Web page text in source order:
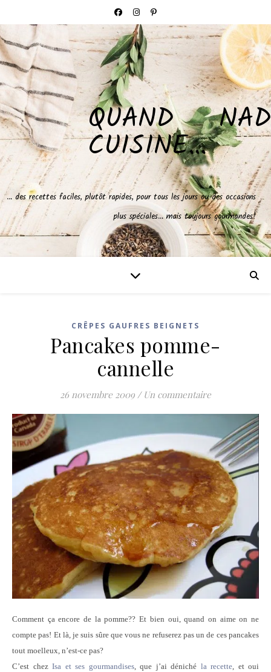
QUAND NAD
CUISINE…
… des recettes faciles, plutôt rapides, pour tous les jours ou des occasions
plus spéciales… mais toujours gourmandes!
CRÊPES GAUFRES BEIGNETS
Pancakes pomme-
cannelle
26 novembre 2009 / Un commentaire
Comment ça encore de la pomme?? Et bien oui, quand on aime on ne
compte pas! Et là, je suis sûre que vous ne refuserez pas un de ces pancakes
tout moelleux, n’est-ce pas?
C’est chez Isa et ses gourmandises, que j’ai déniché la recette, et oui